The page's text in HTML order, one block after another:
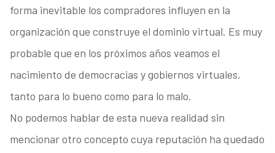
forma inevitable los compradores influyen en la
organización que construye el dominio virtual. Es muy
probable que en los próximos años veamos el
nacimiento de democracias y gobiernos virtuales,
tanto para lo bueno como para lo malo.
No podemos hablar de esta nueva realidad sin
mencionar otro concepto cuya reputación ha quedado